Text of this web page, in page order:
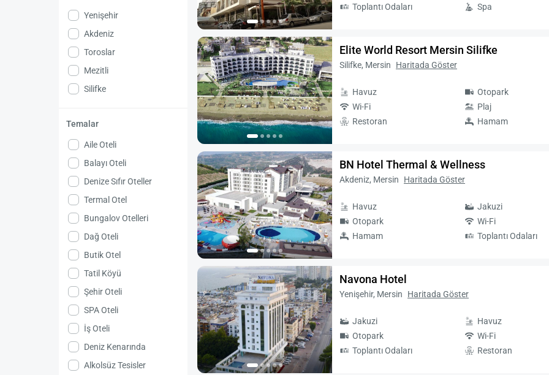
Yenişehir
Akdeniz
Toroslar
Mezitli
Silifke
Temalar
Aile Oteli
Balayı Oteli
Denize Sıfır Oteller
Termal Otel
Bungalov Otelleri
Dağ Oteli
Butik Otel
Tatil Köyü
Şehir Oteli
SPA Oteli
İş Oteli
Deniz Kenarında
Alkolsüz Tesisler
Toplantı Odaları
Spa
Elite World Resort Mersin Silifke
Silifke, Mersin Haritada Göster
Havuz
Otopark
Wi-Fi
Plaj
Restoran
Hamam
BN Hotel Thermal & Wellness
Akdeniz, Mersin Haritada Göster
Havuz
Jakuzi
Otopark
Wi-Fi
Hamam
Toplantı Odaları
Navona Hotel
Yenişehir, Mersin Haritada Göster
Jakuzi
Havuz
Otopark
Wi-Fi
Toplantı Odaları
Restoran